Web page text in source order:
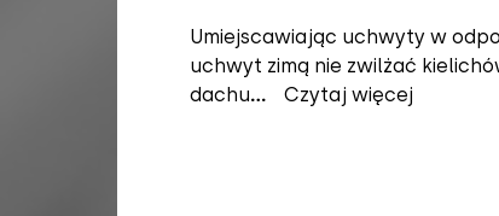
Umiejscawiając uchwyty w
uchwyt zimą nie zwilżać
dachu... Czytaj więcej